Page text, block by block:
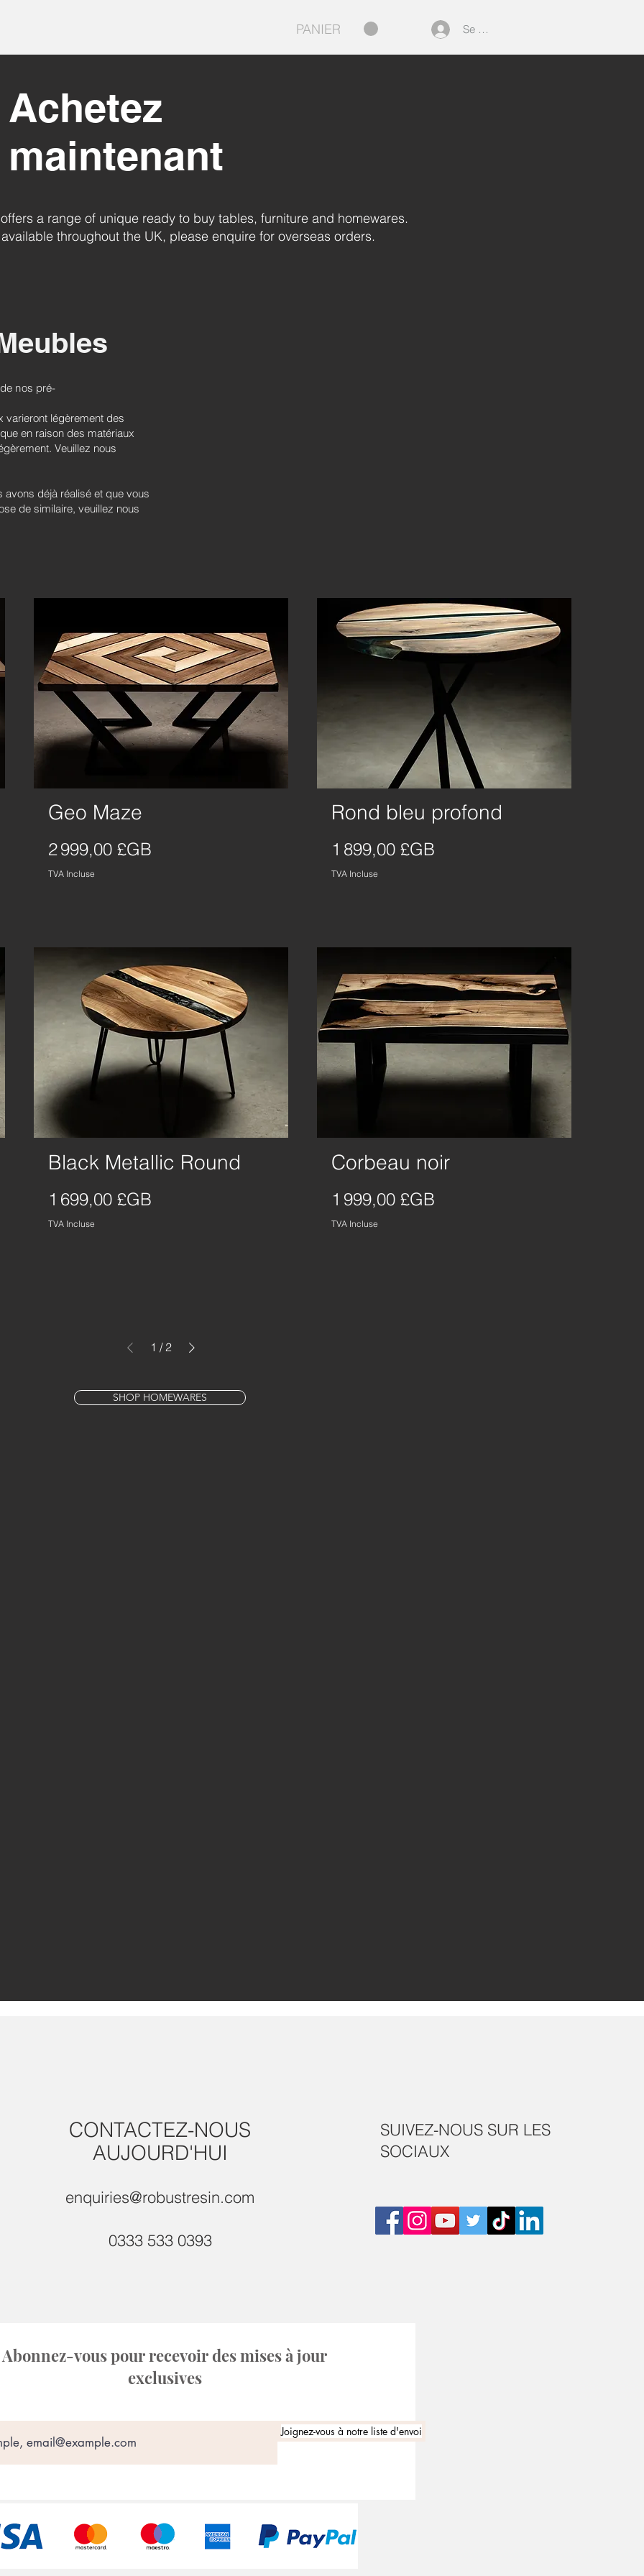
PANIER Se connecter
Achetez
maintenant
a range of unique ready to buy tables, furniture and homewares.
throughout the UK, please enquire for overseas orders.
nos pré-
varieront légèrement des
en raison des matériaux
Veuillez nous
déjà réalisé et que vous
de similaire, veuillez nous
Aperçu rapide
Geo Maze
Prix
2 999,00 £GB
TVA Incluse
Aperçu rapide
Rond bleu profond
Prix
1 899,00 £GB
TVA Incluse
Aperçu rapide
Black Metallic Round
Prix
1 699,00 £GB
TVA Incluse
Aperçu rapide
Corbeau noir
Prix
1 999,00 £GB
TVA Incluse
1 / 2
SHOP HOMEWARES
CONTACTEZ-NOUS
AUJOURD'HUI
enquiries@robustresin.com
0333 533 0393
SUIVEZ-NOUS SUR LES
SOCIAUX
Abonnez-vous pour recevoir des mises à jour
exclusives
Joignez-vous à notre liste d'envoi